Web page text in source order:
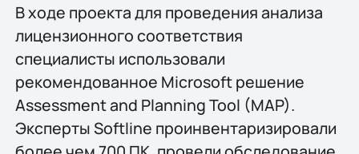
В ходе проекта для проведения анализа
лицензионного соответствия
специалисты использовали
рекомендованное Microsoft решение
Assessment and Planning Tool (MAP).
Эксперты Softline проинвентаризировали